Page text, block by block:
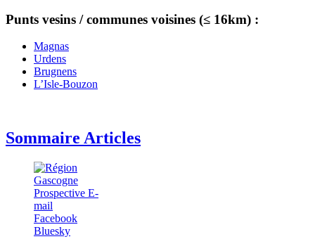
Punts vesins / communes voisines (≤ 16km) :
Magnas
Urdens
Brugnens
L’Isle-Bouzon
Sommaire Articles